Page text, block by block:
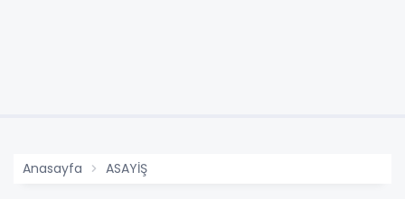
Anasayfa ASAYİŞ